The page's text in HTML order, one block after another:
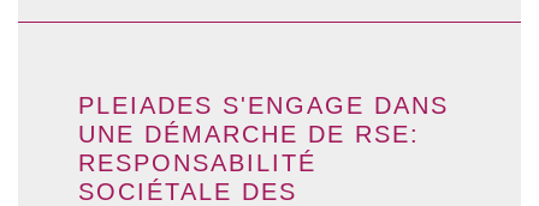
PLEIADES S'ENGAGE DANS
UNE DÉMARCHE DE RSE:
RESPONSABILITÉ
SOCIÉTALE DES